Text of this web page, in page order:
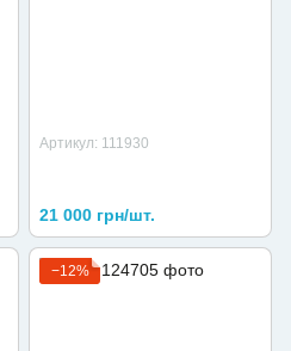
Артикул: 111930
21 000 грн/шт.
−12%